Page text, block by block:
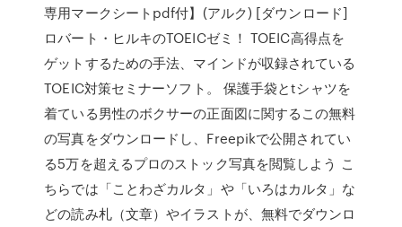
専用マークシートpdf付】(アルク) [ダウンロード]
ロバート・ヒルキのTOEICゼミ！ TOEIC高得点を
ゲットするための手法、マインドが収録されている
TOEIC対策セミナーソフト。 保護手袋とtシャツを
着ている男性のボクサーの正面図に関するこの無料
の写真をダウンロードし、Freepikで公開されてい
る5万を超えるプロのストック写真を閲覧しよう こ
ちらでは「ことわざカルタ」や「いろはカルタ」な
どの読み札（文章）やイラストが、無料でダウンロ